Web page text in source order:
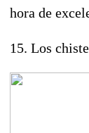
hora de
15. Los